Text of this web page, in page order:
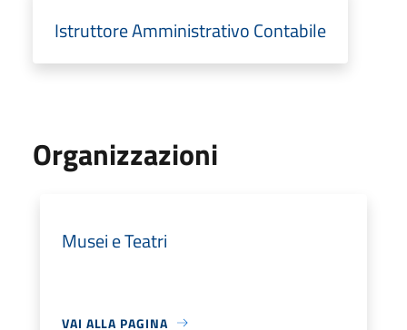
Istruttore Amministrativo Contabile
Organizzazioni
Musei e Teatri
VAI ALLA PAGINA